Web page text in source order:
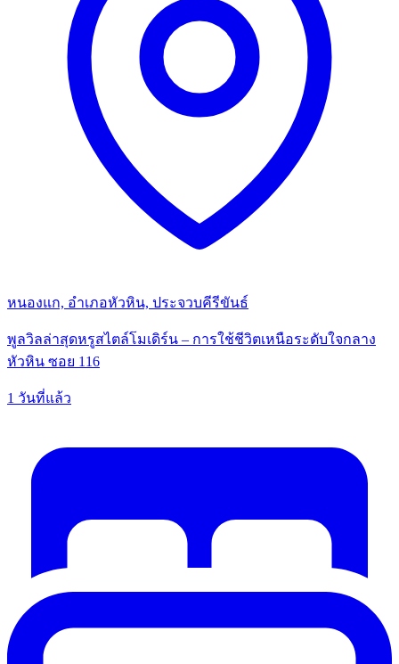
หนองแก, อำเภอหัวหิน, ประจวบคีรีขันธ์
พูลวิลล่าสุดหรูสไตล์โมเดิร์น – การใช้ชีวิตเหนือระดับใจกลาง
หัวหิน ซอย 116
1 วันที่แล้ว